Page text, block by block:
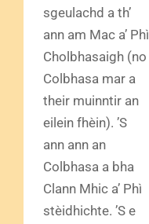
sgeulachd a th’
ann am Mac a’ Phì
Cholbhasaigh (no
Colbhasa mar a
their muinntir an
eilein fhèin). ’S
ann ann an
Colbhasa a bha
Clann Mhic a’ Phì
stèidhichte. ’S e